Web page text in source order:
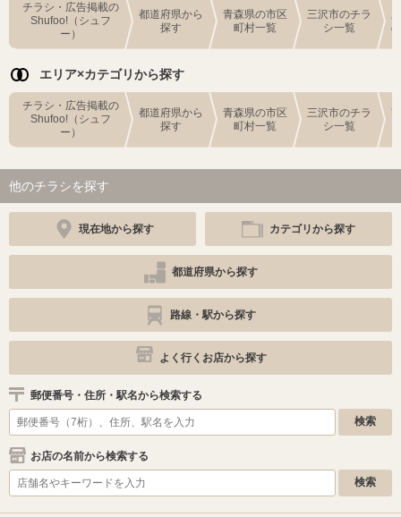
チラシ・広告掲載の
Shufoo!（シュフ
ー）
都道府県から
探す
青森県の市区
町村一覧
三沢市のチラ
シ一覧
エリア×カテゴリから探す
チラシ・広告掲載の
Shufoo!（シュフ
ー）
都道府県から
探す
青森県の市区
町村一覧
三沢市のチラ
シ一覧
他のチラシを探す
現在地から探す カテゴリから探す
都道府県から探す
路線・駅から探す
よく行くお店から探す
郵便番号・住所・駅名から検索する
お店の名前から検索する